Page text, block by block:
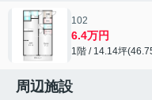
102
6.4万円
1階 / 14.14坪
周辺施設